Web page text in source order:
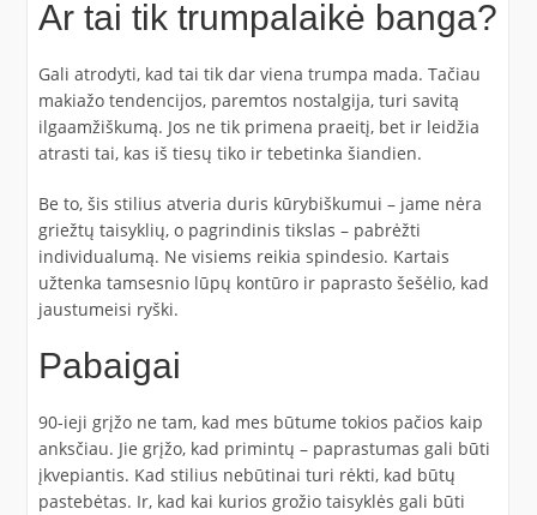
Ar tai tik trumpalaikė banga?
Gali atrodyti, kad tai tik dar viena trumpa mada. Tačiau
makiažo tendencijos, paremtos nostalgija, turi savitą
ilgaamžiškumą. Jos ne tik primena praeitį, bet ir leidžia
atrasti tai, kas iš tiesų tiko ir tebetinka šiandien.
Be to, šis stilius atveria duris kūrybiškumui – jame nėra
griežtų taisyklių, o pagrindinis tikslas – pabrėžti
individualumą. Ne visiems reikia spindesio. Kartais
užtenka tamsesnio lūpų kontūro ir paprasto šešėlio, kad
jaustumeisi ryški.
Pabaigai
90-ieji grįžo ne tam, kad mes būtume tokios pačios kaip
anksčiau. Jie grįžo, kad primintų – paprastumas gali būti
įkvepiantis. Kad stilius nebūtinai turi rėkti, kad būtų
pastebėtas. Ir, kad kai kurios grožio taisyklės gali būti